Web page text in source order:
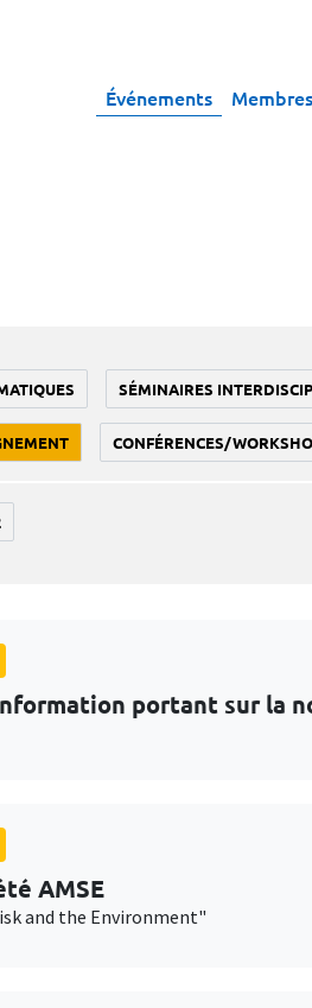
Événements Membres
SÉMINAIRES
CONFÉRENCES/
portant sur la
AMSE
and the Environment"